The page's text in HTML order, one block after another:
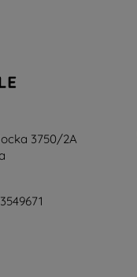
3750/2A